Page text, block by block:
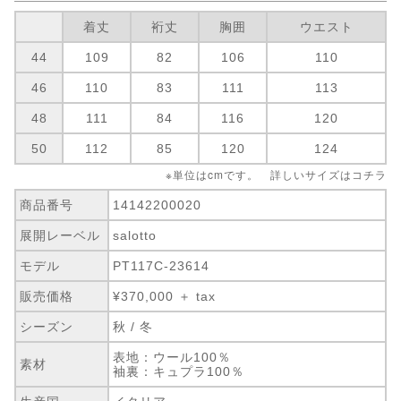
着丈 裄丈 胸囲 ウエスト
44 109 82 106 110
46 110 83 111 113
48 111 84 116 120
50 112 85 120 124
※単位はcmです。 詳しいサイズは コチラ
商品番号 14142200020
展開レーベル salotto
モデル PT117C-23614
販売価格 ¥370,000 ＋ tax
シーズン 秋 / 冬
素材
表地：ウール100％
袖裏：キュプラ100％